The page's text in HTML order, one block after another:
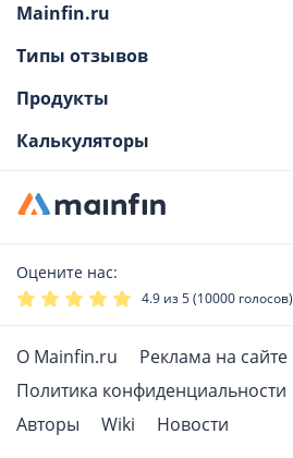
Mainfin.ru
Типы отзывов
Продукты
Калькуляторы
Оцените нас:
4.9 из 5 (10000 голосов)
О Mainfin.ru Реклама на сайте
Политика конфиденциальности
Авторы
Wiki Новости